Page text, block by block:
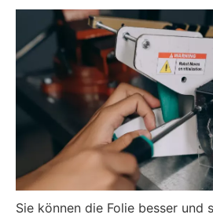
Sie können die Folie besser und